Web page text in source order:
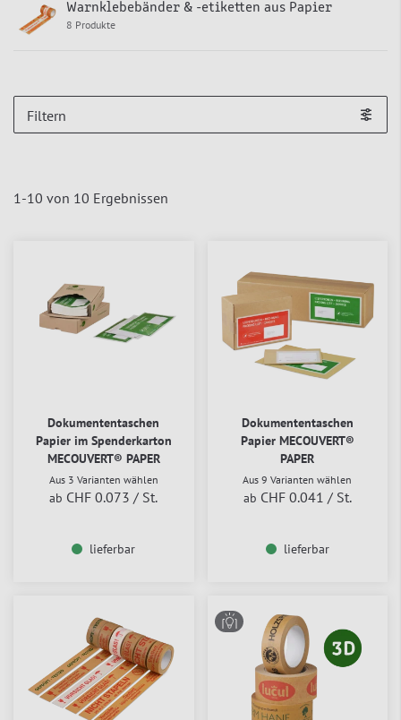
Warnklebebänder & -etiketten aus Papier
8 Produkte
Filtern
1-10 von 10 Ergebnissen
Dokumententaschen
Papier im Spenderkarton
MECOUVERT® PAPER
Aus 3 Varianten wählen
ab CHF 0.073 / St.
lieferbar
Dokumententaschen
Papier MECOUVERT®
PAPER
Aus 9 Varianten wählen
ab CHF 0.041 / St.
lieferbar